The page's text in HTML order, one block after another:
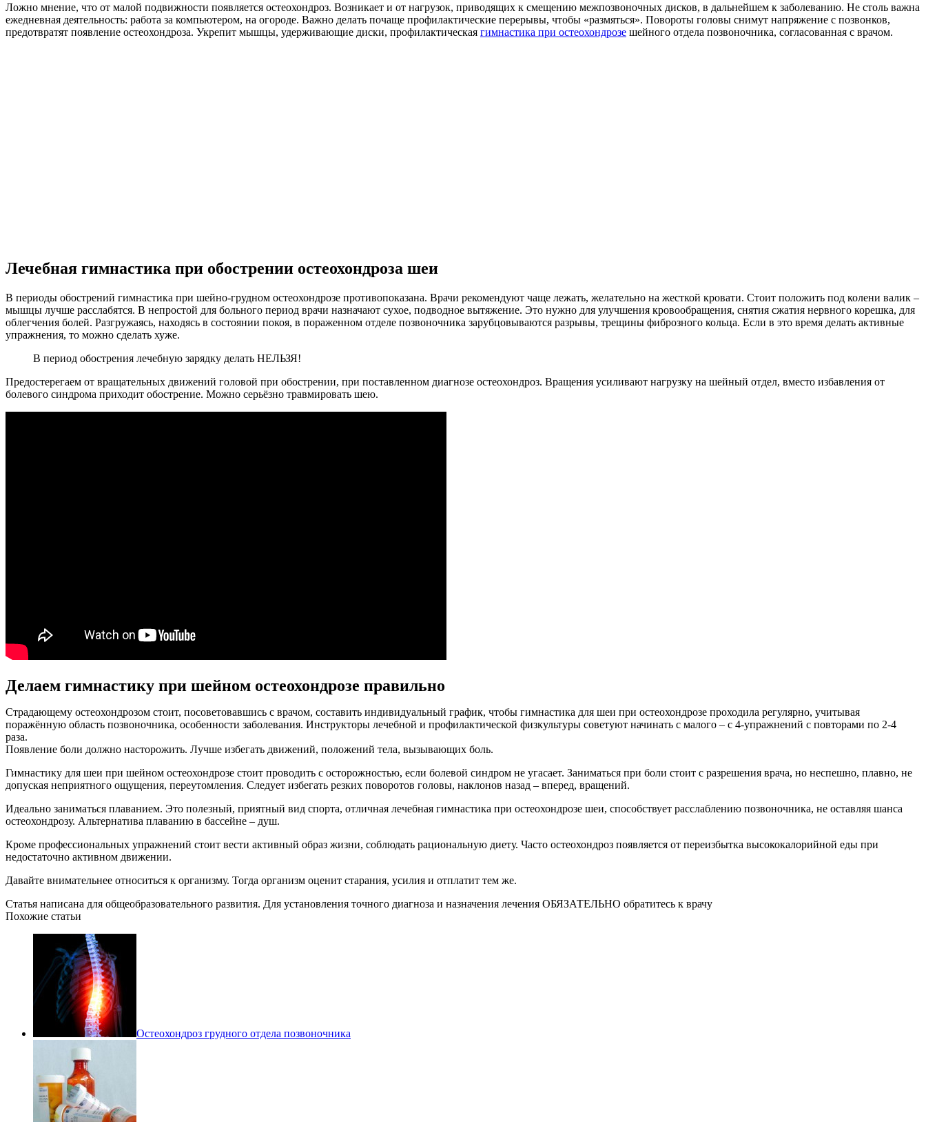
Ложно мнение, что от малой подвижности появляется остеохондроз. Возникает и от нагрузок, приводящих к смещению межпозвоночных дисков, в дальнейшем к заболеванию. Не столь важна
ежедневная деятельность: работа за компьютером, на огороде. Важно делать почаще профилактические перерывы, чтобы «размяться». Повороты головы снимут напряжение с позвонков,
предотвратят появление остеохондроза. Укрепит мышцы, удерживающие диски, профилактическая гимнастика при остеохондрозе шейного отдела позвоночника, согласованная с врачом.
Лечебная гимнастика при обострении остеохондроза шеи
В периоды обострений гимнастика при шейно-грудном остеохондрозе противопоказана. Врачи рекомендуют чаще лежать, желательно на жесткой кровати. Стоит положить под колени валик –
мышцы лучше расслабятся. В непростой для больного период врачи назначают сухое, подводное вытяжение. Это нужно для улучшения кровообращения, снятия сжатия нервного корешка, для
облегчения болей. Разгружаясь, находясь в состоянии покоя, в пораженном отделе позвоночника зарубцовываются разрывы, трещины фиброзного кольца. Если в это время делать активные
упражнения, то можно сделать хуже.
В период обострения лечебную зарядку делать НЕЛЬЗЯ!
Предостерегаем от вращательных движений головой при обострении, при поставленном диагнозе остеохондроз. Вращения усиливают нагрузку на шейный отдел, вместо избавления от
болевого синдрома приходит обострение. Можно серьёзно травмировать шею.
Делаем гимнастику при шейном остеохондрозе правильно
Страдающему остеохондрозом стоит, посоветовавшись с врачом, составить индивидуальный график, чтобы гимнастика для шеи при остеохондрозе проходила регулярно, учитывая
поражённую область позвоночника, особенности заболевания. Инструкторы лечебной и профилактической физкультуры советуют начинать с малого – с 4-упражнений с повторами по 2-4
раза.
Появление боли должно насторожить. Лучше избегать движений, положений тела, вызывающих боль.
Гимнастику для шеи при шейном остеохондрозе стоит проводить с осторожностью, если болевой синдром не угасает. Заниматься при боли стоит с разрешения врача, но неспешно, плавно, не
допуская неприятного ощущения, переутомления. Следует избегать резких поворотов головы, наклонов назад – вперед, вращений.
Идеально заниматься плаванием. Это полезный, приятный вид спорта, отличная лечебная гимнастика при остеохондрозе шеи, способствует расслаблению позвоночника, не оставляя шанса
остеохондрозу. Альтернатива плаванию в бассейне – душ.
Кроме профессиональных упражнений стоит вести активный образ жизни, соблюдать рациональную диету. Часто остеохондроз появляется от переизбытка высококалорийной еды при
недостаточно активном движении.
Давайте внимательнее относиться к организму. Тогда организм оценит старания, усилия и отплатит тем же.
Статья написана для общеобразовательного развития. Для установления точного диагноза и назначения лечения ОБЯЗАТЕЛЬНО обратитесь к врачу
Похожие статьи
Остеохондроз грудного отдела позвоночника